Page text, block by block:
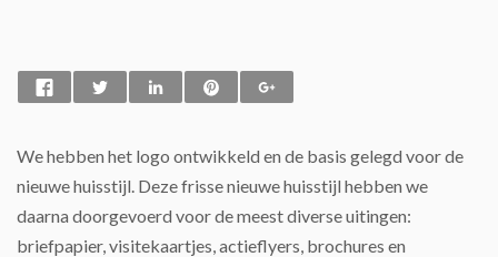
We hebben het logo ontwikkeld en de basis gelegd voor de
nieuwe huisstijl. Deze frisse nieuwe huisstijl hebben we
daarna doorgevoerd voor de meest diverse uitingen:
briefpapier, visitekaartjes, actieflyers, brochures en